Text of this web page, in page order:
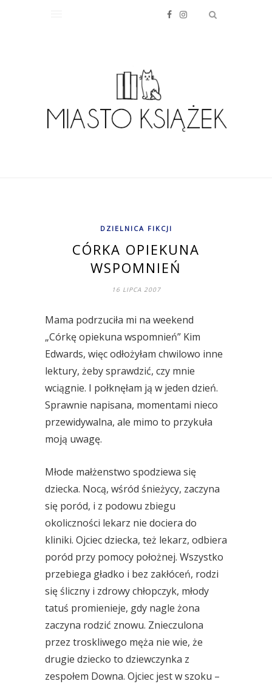
DZIELNICA FIKCJI
CÓRKA OPIEKUNA
WSPOMNIEŃ
16 LIPCA 2007
Mama podrzuciła mi na weekend
„Córkę opiekuna wspomnień” Kim
Edwards, więc odłożyłam chwilowo inne
lektury, żeby sprawdzić, czy mnie
wciągnie. I połknęłam ją w jeden dzień.
Sprawnie napisana, momentami nieco
przewidywalna, ale mimo to przykuła
moją uwagę.
Młode małżenstwo spodziewa się
dziecka. Nocą, wśród śnieżycy, zaczyna
się poród, i z podowu zbiegu
okoliczności lekarz nie dociera do
kliniki. Ojciec dziecka, też lekarz, odbiera
poród przy pomocy położnej. Wszystko
przebiega gładko i bez zakłóceń, rodzi
się śliczny i zdrowy chłopczyk, młody
tatuś promienieje, gdy nagle żona
zaczyna rodzić znowu. Znieczulona
przez troskliwego męża nie wie, że
drugie dziecko to dziewczynka z
zespołem Downa. Ojciec jest w szoku –